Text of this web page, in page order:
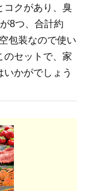
コクがあり、臭
8つ、合計約
包装なので使い
のセットで、家
かがでしょう